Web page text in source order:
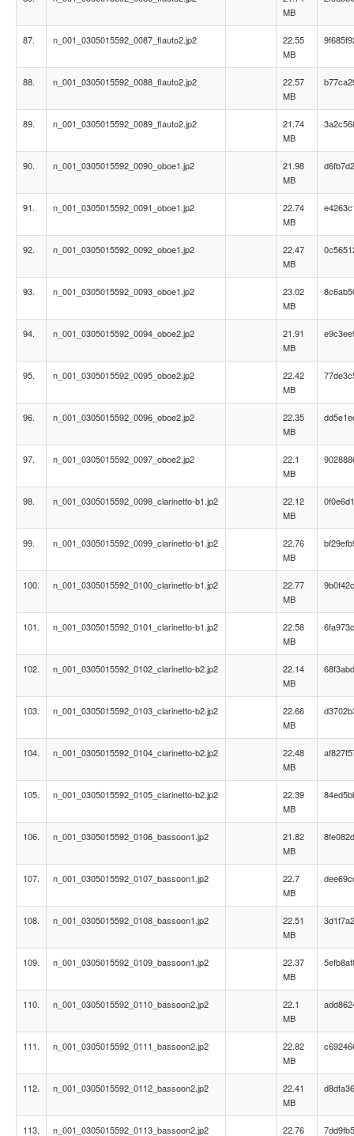
MB
87. n_001_0305015592_0087_flauto2.jp2
22.55
MB
88. n_001_0305015592_0088_flauto2.jp2
22.57
MB
89. n_001_0305015592_0089_flauto2.jp2
21.74
MB
90. n_001_0305015592_0090_oboe1.jp2
21.98
MB
91. n_001_0305015592_0091_oboe1.jp2
22.74
MB
92. n_001_0305015592_0092_oboe1.jp2
22.47
MB
93. n_001_0305015592_0093_oboe1.jp2
23.02
MB
94. n_001_0305015592_0094_oboe2.jp2
21.91
MB
95. n_001_0305015592_0095_oboe2.jp2
22.42
MB
96. n_001_0305015592_0096_oboe2.jp2
22.35
MB
97. n_001_0305015592_0097_oboe2.jp2
22.1
MB
98. n_001_0305015592_0098_clarinetto-b1.jp2
22.12
MB
99. n_001_0305015592_0099_clarinetto-b1.jp2
22.76
MB
100. n_001_0305015592_0100_clarinetto-b1.jp2
22.77
MB
101. n_001_0305015592_0101_clarinetto-b1.jp2
22.58
MB
102. n_001_0305015592_0102_clarinetto-b2.jp2
22.14
MB
103. n_001_0305015592_0103_clarinetto-b2.jp2
22.66
MB
104. n_001_0305015592_0104_clarinetto-b2.jp2
22.48
MB
105. n_001_0305015592_0105_clarinetto-b2.jp2
22.39
MB
106. n_001_0305015592_0106_bassoon1.jp2
21.82
MB
107. n_001_0305015592_0107_bassoon1.jp2
22.7
MB
108. n_001_0305015592_0108_bassoon1.jp2
22.51
MB
109. n_001_0305015592_0109_bassoon1.jp2
22.37
MB
110. n_001_0305015592_0110_bassoon2.jp2
22.1
MB
111. n_001_0305015592_0111_bassoon2.jp2
22.82
MB
112. n_001_0305015592_0112_bassoon2.jp2
22.41
MB
113. n_001_0305015592_0113_bassoon2.jp2
22.76